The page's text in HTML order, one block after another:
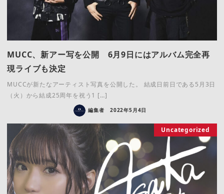
MUCC、新アー写を公開 6月9日にはアルバム完全再
現ライブも決定
MUCCが新たなアーティスト写真を公開した。 結成日前日である5月3日
（火）から結成25周年を祝う1 […]
編集者 2022年5月4日
Uncategorized